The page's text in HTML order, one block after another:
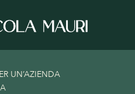
UN’AZIENDA